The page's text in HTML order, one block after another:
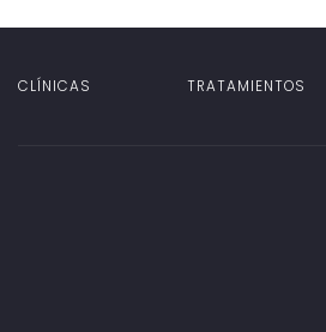
CLÍNICAS TRATAMIENTOS